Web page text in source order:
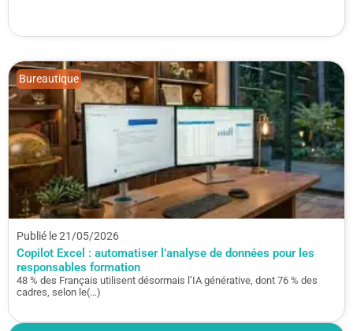
Publié le 21/05/2026
Copilot Excel : automatiser l’analyse de données pour les
responsables formation
48 % des Français utilisent désormais l’IA générative, dont 76 % des
cadres, selon le(…)
Bureautique